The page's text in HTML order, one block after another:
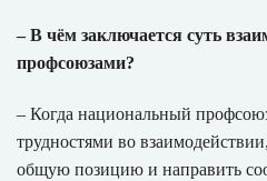
– В чём заключается суть
профсоюзами?
– Когда национальный
трудностями во
общую позицию и направить